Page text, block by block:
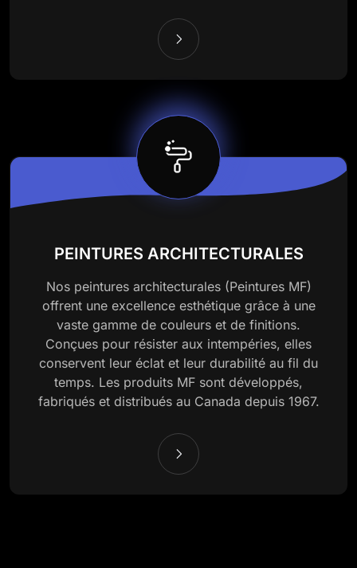
PEINTURES ARCHITECTURALES
Nos peintures architecturales (Peintures MF)
offrent une excellence esthétique grâce à une
vaste gamme de couleurs et de finitions.
Conçues pour résister aux intempéries, elles
conservent leur éclat et leur durabilité au fil du
temps. Les produits MF sont développés,
fabriqués et distribués au Canada depuis 1967.